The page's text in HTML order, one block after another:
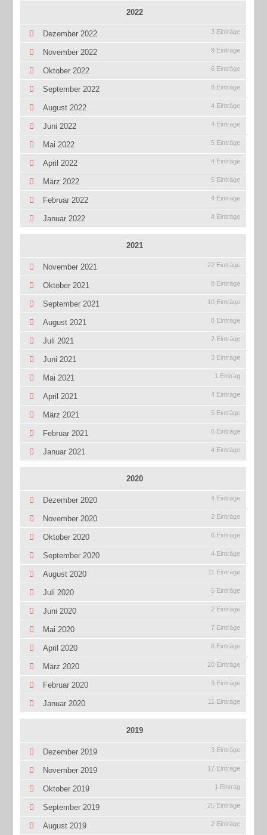
2022
Dezember 2022 3 Einträge
November 2022 9 Einträge
Oktober 2022 6 Einträge
September 2022 8 Einträge
August 2022 4 Einträge
Juni 2022 4 Einträge
Mai 2022 5 Einträge
April 2022 4 Einträge
März 2022 5 Einträge
Februar 2022 4 Einträge
Januar 2022 4 Einträge
2021
November 2021 22 Einträge
Oktober 2021 8 Einträge
September 2021 10 Einträge
August 2021 8 Einträge
Juli 2021 2 Einträge
Juni 2021 3 Einträge
Mai 2021 1 Eintrag
April 2021 4 Einträge
März 2021 5 Einträge
Februar 2021 6 Einträge
Januar 2021 4 Einträge
2020
Dezember 2020 4 Einträge
November 2020 2 Einträge
Oktober 2020 6 Einträge
September 2020 4 Einträge
August 2020 11 Einträge
Juli 2020 5 Einträge
Juni 2020 2 Einträge
Mai 2020 7 Einträge
April 2020 8 Einträge
März 2020 20 Einträge
Februar 2020 9 Einträge
Januar 2020 11 Einträge
2019
Dezember 2019 3 Einträge
November 2019 17 Einträge
Oktober 2019 1 Eintrag
September 2019 25 Einträge
August 2019 2 Einträge